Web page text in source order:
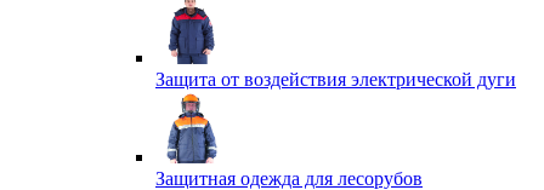
Защита от воздействия электрической дуги
Защитная одежда для лесорубов